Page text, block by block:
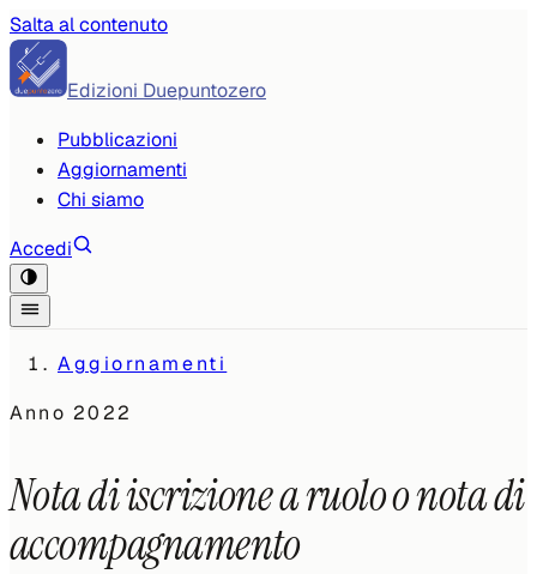
Salta al contenuto
Edizioni Duepuntozero
Pubblicazioni
Aggiornamenti
Chi siamo
Accedi
Aggiornamenti
Anno2022
Nota di iscrizione a ruolo o nota di
accompagnamento